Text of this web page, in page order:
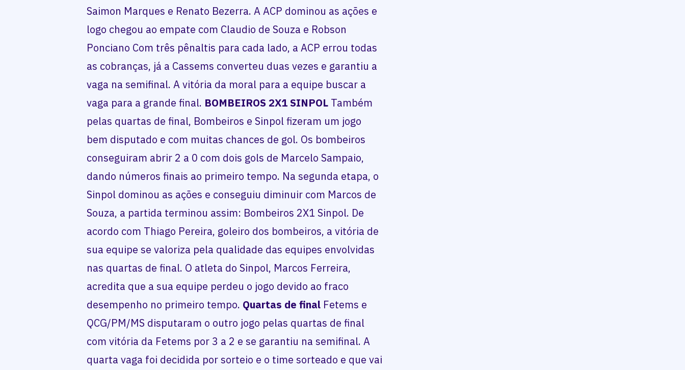
Saimon Marques e Renato Bezerra. A ACP dominou as ações e
logo chegou ao empate com Claudio de Souza e Robson
Ponciano Com três pênaltis para cada lado, a ACP errou todas
as cobranças, já a Cassems converteu duas vezes e garantiu a
vaga na semifinal. A vitória da moral para a equipe buscar a
vaga para a grande final. BOMBEIROS 2X1 SINPOL Também
pelas quartas de final, Bombeiros e Sinpol fizeram um jogo
bem disputado e com muitas chances de gol. Os bombeiros
conseguiram abrir 2 a 0 com dois gols de Marcelo Sampaio,
dando números finais ao primeiro tempo. Na segunda etapa, o
Sinpol dominou as ações e conseguiu diminuir com Marcos de
Souza, a partida terminou assim: Bombeiros 2X1 Sinpol. De
acordo com Thiago Pereira, goleiro dos bombeiros, a vitória de
sua equipe se valoriza pela qualidade das equipes envolvidas
nas quartas de final. O atleta do Sinpol, Marcos Ferreira,
acredita que a sua equipe perdeu o jogo devido ao fraco
desempenho no primeiro tempo. Quartas de final Fetems e
QCG/PM/MS disputaram o outro jogo pelas quartas de final
com vitória da Fetems por 3 a 2 e se garantiu na semifinal. A
quarta vaga foi decidida por sorteio e o time sorteado e que vai